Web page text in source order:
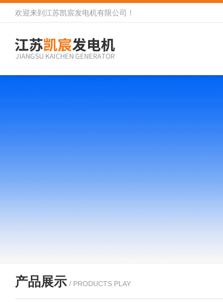
欢迎来到 江苏凯宸发电机有限公司 ！
产品展示 / PRODUCTS PLAY